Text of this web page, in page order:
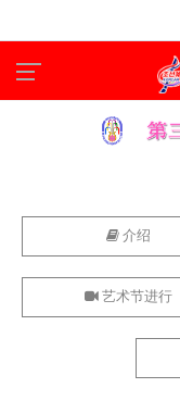
介绍
艺术节进行